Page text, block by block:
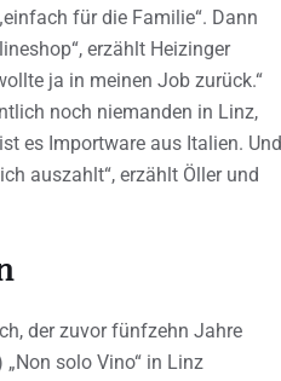
für die Familie“. Dann
erzählt Heizinger
ja in meinen Job zurück.“
noch niemanden in Linz,
es Importware aus Italien. Und
auszahlt“, erzählt Öller und
der zuvor fünfzehn Jahre
solo Vino“ in Linz